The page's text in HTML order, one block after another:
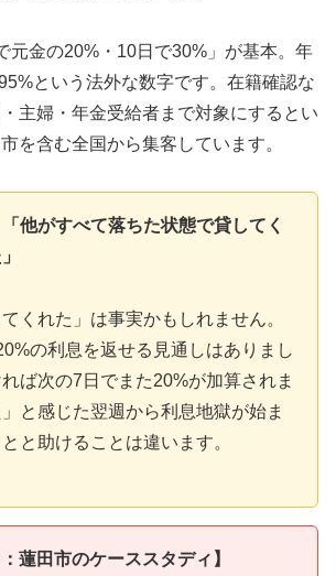
元金の20%・10日で30%」が基本。年
という法外な数字です。在籍確認な
主婦・年金受給者まで対象にするとい
を含む全国から集客しています。
「他がすべて落ちた状態で貸してく
てくれた」は事実かもしれません。
の利息を返せる見通しはありまし
ば次の7日でまた20%が加算されま
と感じた翌週から利息地獄が始ま
と助けることは違います。
蓮田市のケーススタディ】